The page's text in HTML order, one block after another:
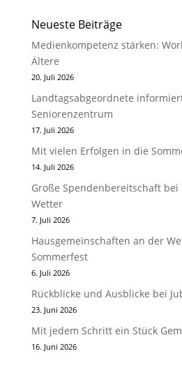
Neueste Beiträge
Medienkompetenz stärken:
Ältere
20. Juli 2026
Landtagsabgeordnete
Seniorenzentrum
17. Juli 2026
Mit vielen Erfolgen in die
14. Juli 2026
Große Spendenbereitschaft bei
Wetter
7. Juli 2026
Hausgemeinschaften an der
Sommerfest
6. Juli 2026
Rückblicke und Ausblicke bei
23. Juni 2026
Mit jedem Schritt ein Stück
16. Juni 2026